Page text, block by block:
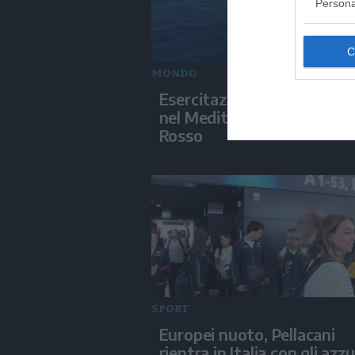
MONDO
Esercitazioni militari
nel Mediterraneo e nel Mar
Rosso
SPORT
Europei nuoto, Pellacani